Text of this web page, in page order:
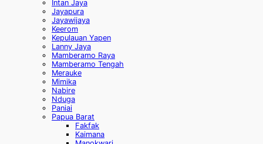
Intan Jaya
Jayapura
Jayawijaya
Keerom
Kepulauan Yapen
Lanny Jaya
Mamberamo Raya
Mamberamo Tengah
Merauke
Mimika
Nabire
Nduga
Paniai
Papua Barat
Fakfak
Kaimana